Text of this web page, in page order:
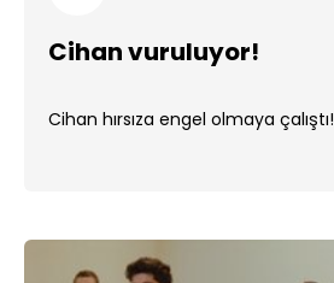
Cihan vuruluyor!
Cihan hırsıza engel olmaya çalıştı!